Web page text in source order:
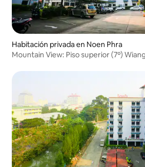
Habitación privada en Noen Phra
Mountain View: Piso superior (7º)